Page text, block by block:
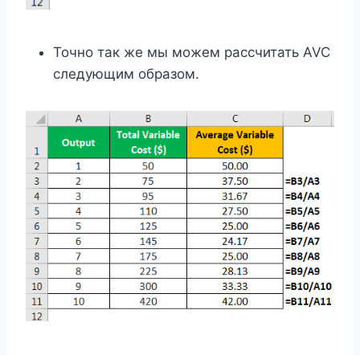
Точно так же мы можем рассчитать AVC
следующим образом.